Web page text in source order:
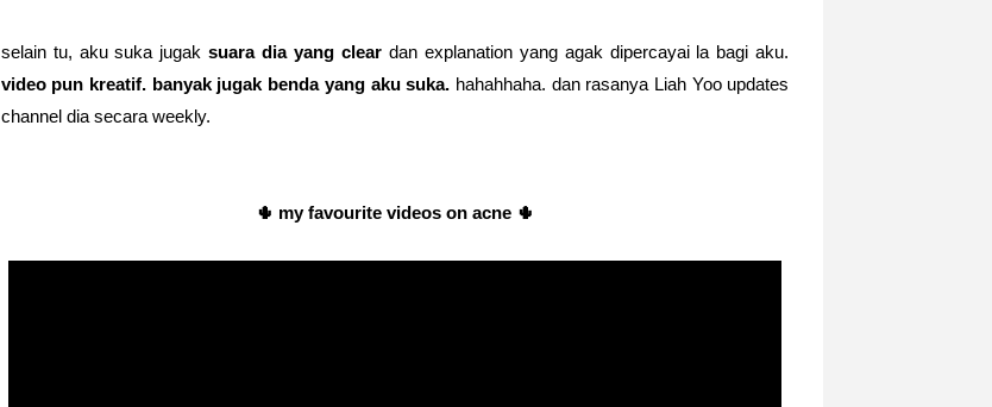
selain tu, aku suka jugaksuara dia yang clear dan explanation yang agak dipercayai la bagi aku.
video pun kreatif. banyak jugak benda yang aku suka. hahahhaha. dan rasanya Liah Yoo updates
channel dia secara weekly.
🌵 my favourite videos on acne 🌵